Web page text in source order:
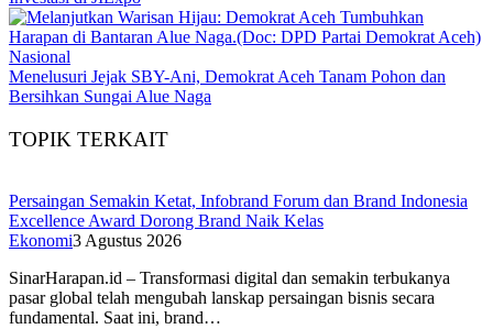
Nasional
Menelusuri Jejak SBY-Ani, Demokrat Aceh Tanam Pohon dan
Bersihkan Sungai Alue Naga
TOPIK TERKAIT
Persaingan Semakin Ketat, Infobrand Forum dan Brand Indonesia
Excellence Award Dorong Brand Naik Kelas
Ekonomi3 Agustus 2026
SinarHarapan.id – Transformasi digital dan semakin terbukanya
pasar global telah mengubah lanskap persaingan bisnis secara
fundamental. Saat ini, brand…